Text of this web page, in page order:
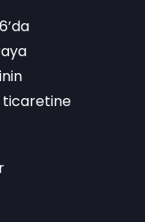
ticaretine